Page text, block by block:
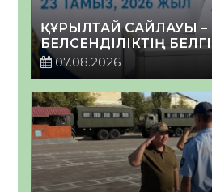
ҚҰРЫЛТАЙ САЙЛАУЫ –
БЕЛСЕНДІЛІКТІҢ
07.08.2026